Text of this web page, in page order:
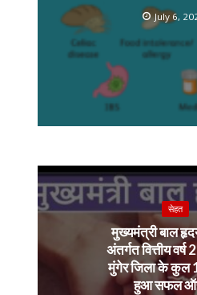
July 6,
सेहत
मुख्यमंत्री बाल
अंतर्गत वित्तीय
मुंगेर जिला के कुल
हुआ सफल